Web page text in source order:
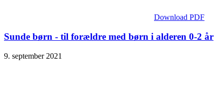
Download PDF
Sunde børn - til forældre med børn i alderen 0-2 år
9. september 2021